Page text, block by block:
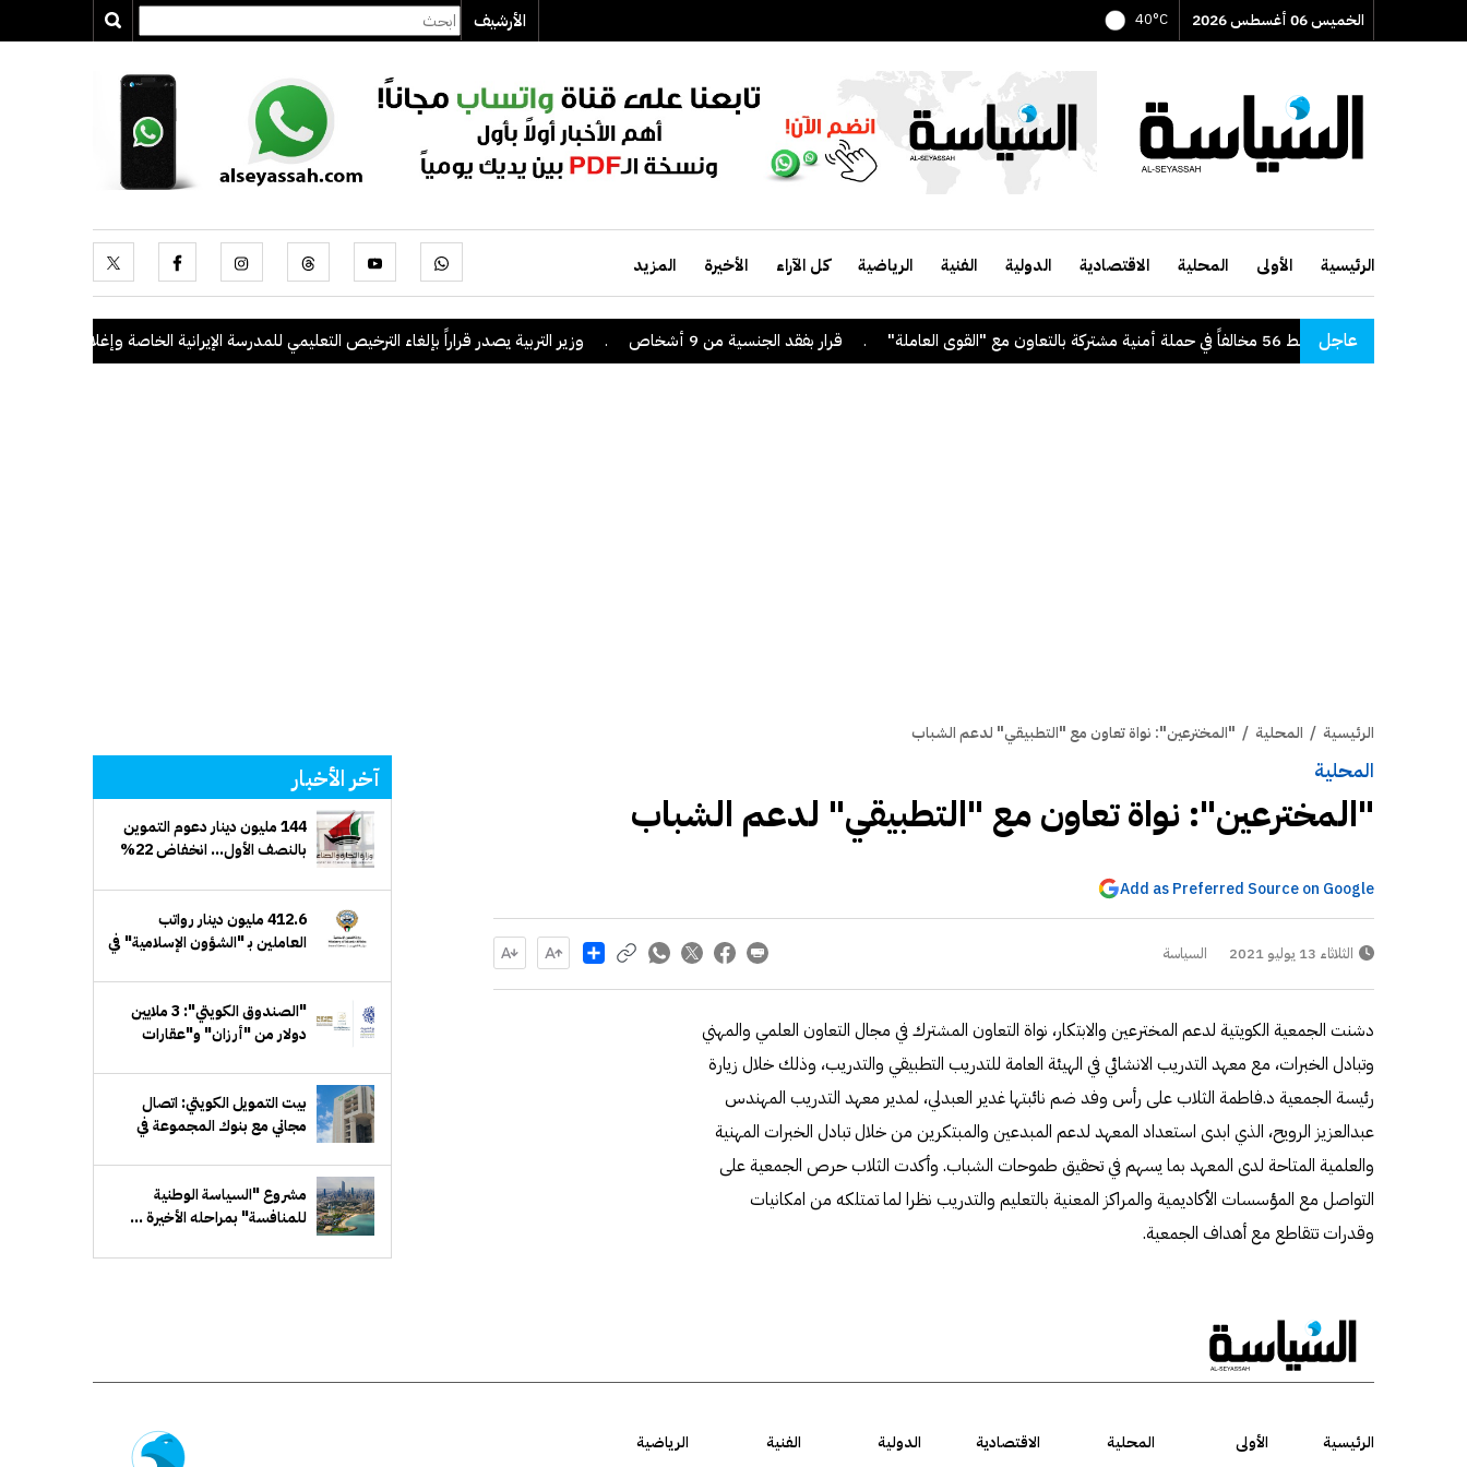
الخميس 06 أغسطس 2026 40°C الأرشيف
الرئيسية الأولى المحلية الاقتصادية الدولية الفنية الرياضية كل الآراء الأخيرة المزيد
عاجل
"الداخلية": ضبط 56 مخالفاً في حملة أمنية مشتركة بالتعاون مع "القوى العاملة" . قرار بفقد الجنسية من 9 أشخاص . وزير التربية يصدر قراراً بإلغاء الترخيص التعليمي للمدرسة الإيرانية الخاصة وإغلاقها
الرئيسية / المحلية / "المخترعين": نواة تعاون مع "التطبيقي" لدعم الشباب
المحلية
"المخترعين": نواة تعاون مع "التطبيقي" لدعم الشباب
Add as Preferred Source on Google
الثلاثاء 13 يوليو 2021 السياسة Share
دشنت الجمعية الكويتية لدعم المخترعين والابتكار، نواة التعاون المشترك في مجال التعاون العلمي والمهني
وتبادل الخبرات، مع معهد التدريب الانشائي في الهيئة العامة للتدريب التطبيقي والتدريب، وذلك خلال زيارة
رئيسة الجمعية د.فاطمة الثلاب على رأس وفد ضم نائبتها غدير العبدلي، لمدير معهد التدريب المهندس
عبدالعزيز الرويح، الذي ابدى استعداد المعهد لدعم المبدعين والمبتكرين من خلال تبادل الخبرات المهنية
والعلمية المتاحة لدى المعهد بما يسهم في تحقيق طموحات الشباب. وأكدت الثلاب حرص الجمعية على
التواصل مع المؤسسات الأكاديمية والمراكز المعنية بالتعليم والتدريب نظرا لما تمتلكه من امكانيات
وقدرات تتقاطع مع أهداف الجمعية.
آخر الأخبار
144 مليون دينار دعوم التموين
بالنصف الأول... انخفاض 22%
412.6 مليون دينار رواتب
العاملين بـ "الشؤون الإسلامية" في
"الصندوق الكويتي": 3 ملايين
دولار من "أرزان" و"عقارات
الطارئة"
بيت التمويل الكويتي: اتصال
مجاني مع بنوك المجموعة في
مشروع "السياسة الوطنية
للمنافسة" بمراحله الأخيرة ...
الرئيسية الأولى المحلية الاقتصادية الدولية الفنية
الرياضية